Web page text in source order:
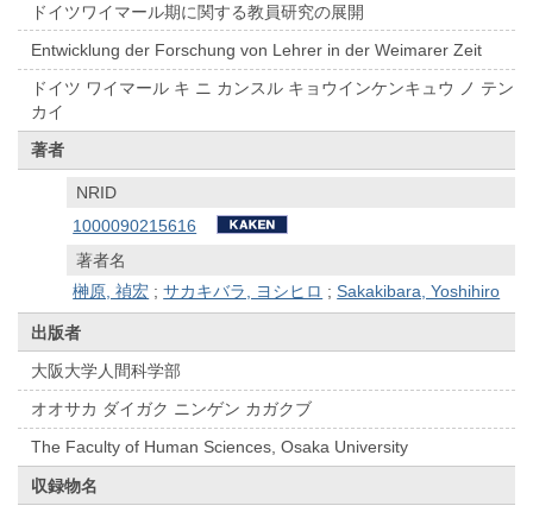
ドイツワイマール期に関する教員研究の展開
Entwicklung der Forschung von Lehrer in der Weimarer Zeit
ドイツ ワイマール キ ニ カンスル キョウインケンキュウ ノ テン
カイ
著者
NRID
1000090215616
著者名
榊原, 禎宏 ;サカキバラ, ヨシヒロ ;Sakakibara, Yoshihiro
出版者
大阪大学人間科学部
オオサカ ダイガク ニンゲン カガクブ
The Faculty of Human Sciences, Osaka University
収録物名